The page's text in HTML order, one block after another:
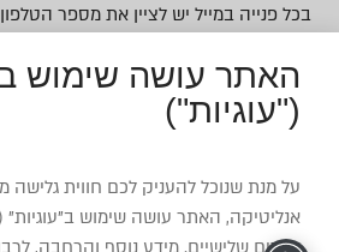
בכל פנייה במייל יש לציין את מספר
("עוגיות")
על מנת שנוכל להעניק לכם חווית גלישה
צדדים שלישיים. מידע נוסף והרחבה,